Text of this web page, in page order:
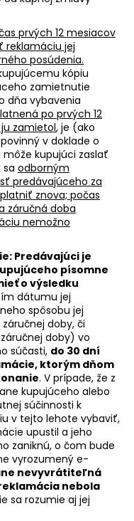
prvých 12 mesiacov
reklamáciu jej
posúdenia.
kópiu
zamietnutie
dňa vybavenia
po prvých 12
zamietol, je (ako
v doklade o
kupujúci zaslať
sa odborným
predávajúceho za
znova; počas
záručná doba
nemožno
Predávajúci je
písomne
o výsledku
dátumu jej
spôsobu jej
doby, či
doby) vo
súčasti, do 30 dní
ktorým dňom
. V prípade, že z
kupujúceho alebo
súčinnosti k
v tejto lehote vybaviť,
upustil a jeho
zaniknú, o čom bude
vyrozumený e-
nevyvrátiteľná
nebola
sa rozumie aj jej